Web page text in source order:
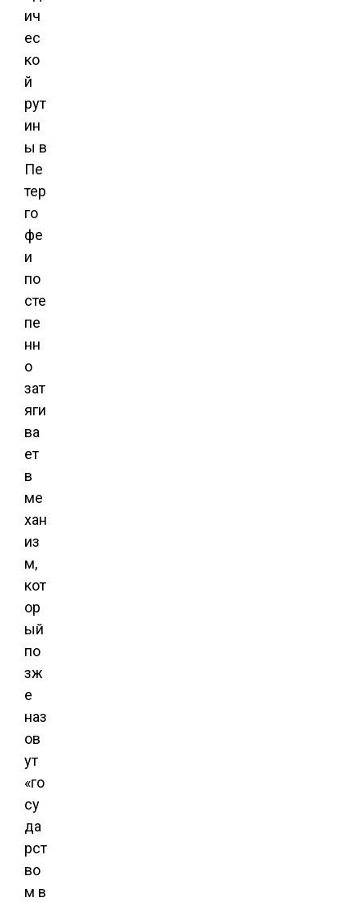
ич
ес
ко
й
рут
ин
ы в
Пе
тер
го
фе
и
по
сте
пе
нн
о
зат
яги
ва
ет
в
ме
хан
из
м,
кот
ор
ый
по
зж
е
наз
ов
ут
«го
су
да
рст
во
м в